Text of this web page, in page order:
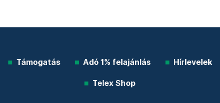
Támogatás Adó 1% felajánlás Hírlevelek
Telex Shop